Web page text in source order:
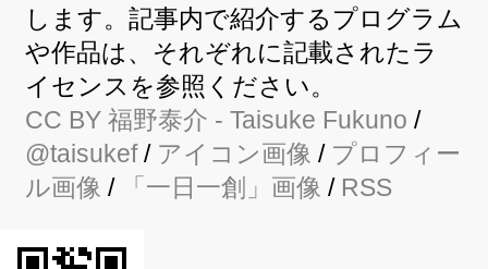
します。記事内で紹介するプログラム
や作品は、それぞれに記載されたラ
イセンスを参照ください。
CC BY 福野泰介 - Taisuke Fukuno /
@taisukef/ アイコン画像 / プロフィー
ル画像 / 「一日一創」画像 / RSS